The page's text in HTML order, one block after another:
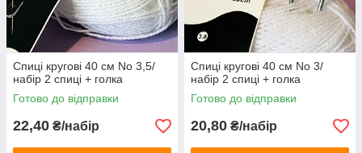
Спиці кругові 40 см No 3,5/
набір 2 спиці + голка
Готово до відправки
22,40 ₴/набір
Спиці кругові 40 см No 3/
набір 2 спиці + голка
Готово до відправки
20,80 ₴/набір